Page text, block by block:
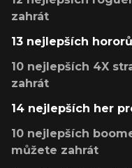
zahrát
13 nejlepších
10 nejlepších 4X
zahrát
14 nejlepších her
10 nejlepších
můžete zahrát